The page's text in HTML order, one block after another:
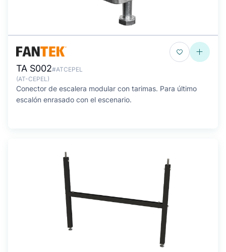
TA S002#ATCEPEL
(AT-CEPEL)
Conector de escalera modular con tarimas. Para último
escalón enrasado con el escenario.